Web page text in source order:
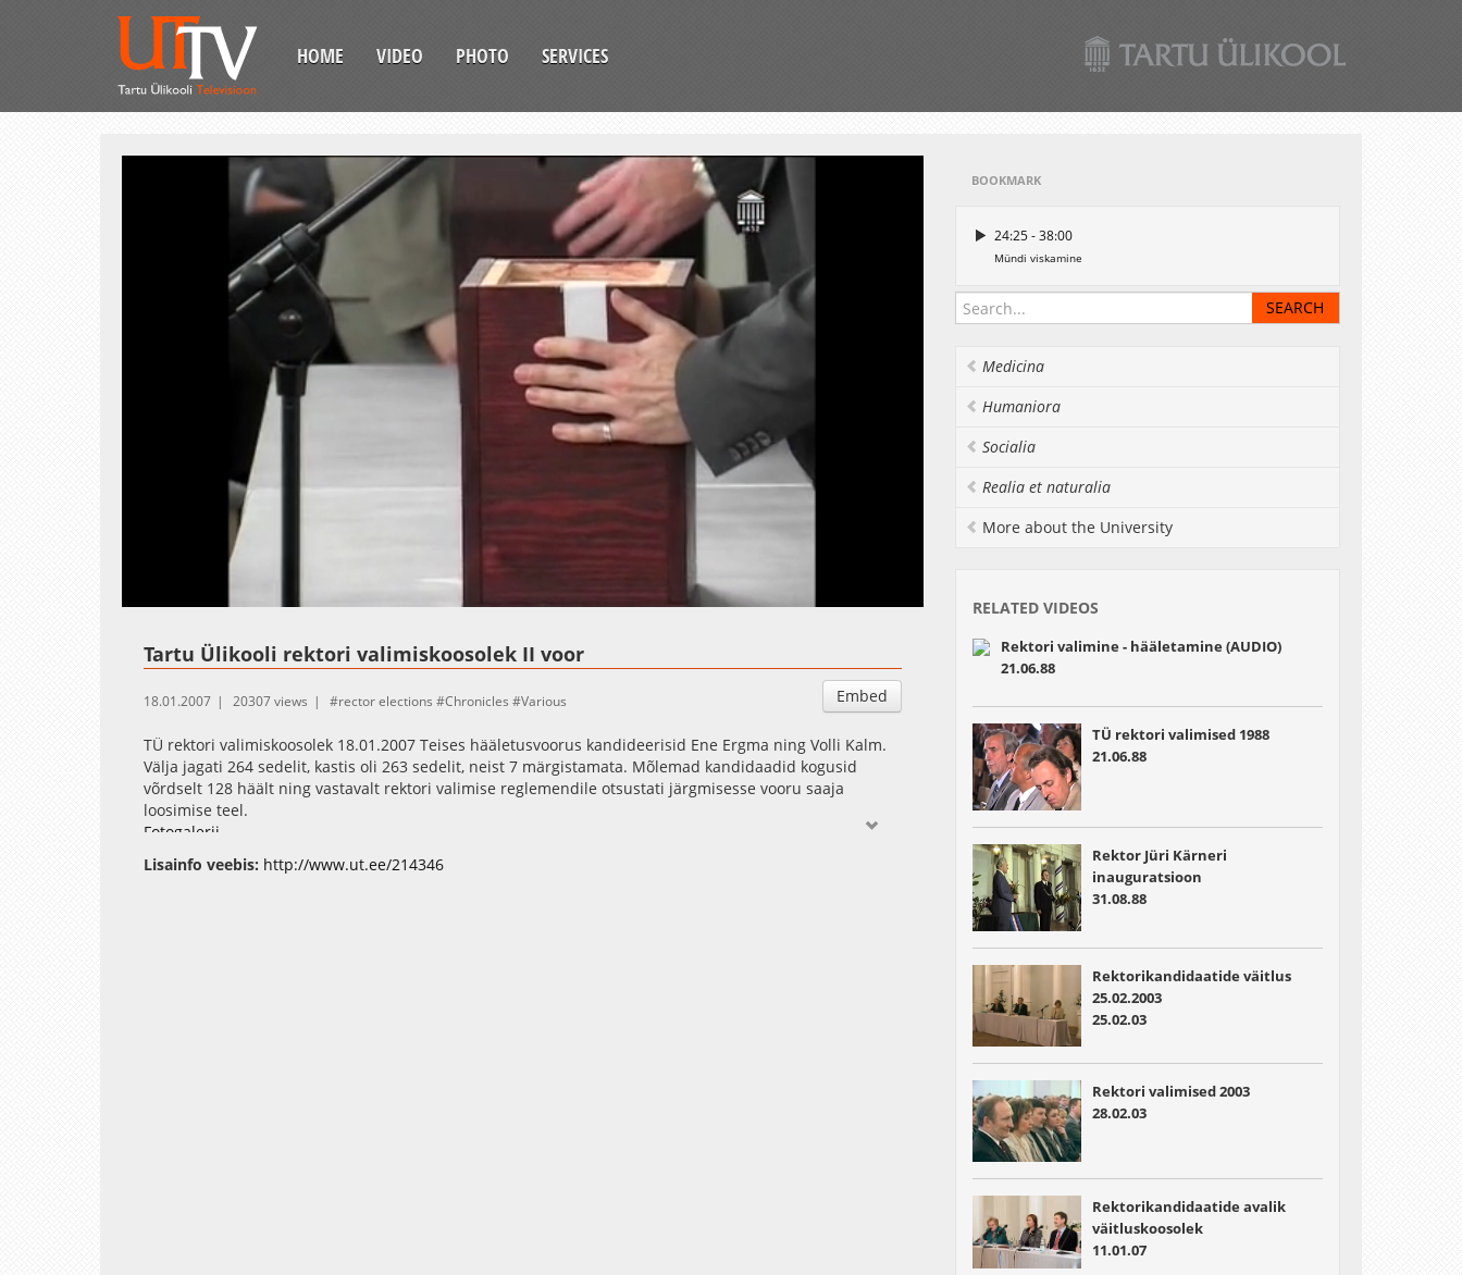
HOME VIDEO PHOTO SERVICES
Tartu Ülikooli rektori valimiskoosolek II voor
Embed
18.01.2007 20307 views rector elections Chronicles Various
TÜ rektori valimiskoosolek 18.01.2007 Teises hääletusvoorus kandideerisid Ene Ergma ning Volli Kalm.
Välja jagati 264 sedelit, kastis oli 263 sedelit, neist 7 märgistamata. Mõlemad kandidaadid kogusid
võrdselt 128 häält ning vastavalt rektori valimise reglemendile otsustati järgmisesse vooru saaja
loosimise teel.
Fotogalerii
Lisainfo veebis: http://www.ut.ee/214346
BOOKMARK
24:25 - 38:00
Mündi viskamine
Medicina
Humaniora
Socialia
Realia et naturalia
More about the University
RELATED VIDEOS
Rektori valimine - hääletamine (AUDIO)
21.06.88
TÜ rektori valimised 1988
21.06.88
Rektor Jüri Kärneri
inauguratsioon
31.08.88
Rektorikandidaatide väitlus
25.02.2003
25.02.03
Rektori valimised 2003
28.02.03
Rektorikandidaatide avalik
väitluskoosolek
11.01.07